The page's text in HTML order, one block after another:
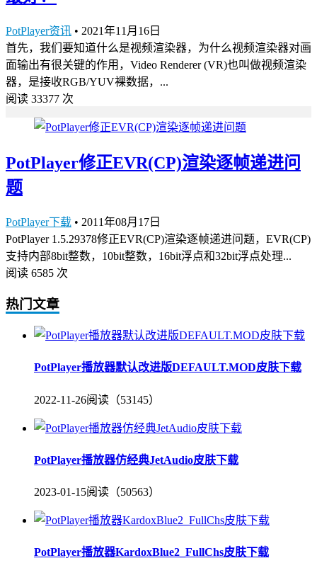
PotPlayer资讯 • 2021年11月16日
首先，我们要知道什么是视频渲染器，为什么视频渲染器对画
面输出有很关键的作用，Video Renderer (VR)也叫做视频渲染
器，是接收RGB/YUV裸数据，...
阅读 33377 次
PotPlayer修正EVR(CP)渲染逐帧递进问
题
PotPlayer下载 • 2011年08月17日
PotPlayer 1.5.29378修正EVR(CP)渲染逐帧递进问题，EVR(CP)
支持内部8bit整数，10bit整数，16bit浮点和32bit浮点处理...
阅读 6585 次
热门文章
PotPlayer播放器默认改进版DEFAULT.MOD皮肤下载
2022-11-26阅读（53145）
PotPlayer播放器仿经典JetAudio皮肤下载
2023-01-15阅读（50563）
PotPlayer播放器KardoxBlue2_FullChs皮肤下载